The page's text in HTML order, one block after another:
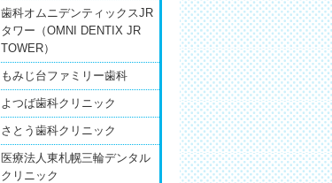
歯科オムニデンティックスJR
タワー（OMNI DENTIX JR
TOWER）
もみじ台ファミリー歯科
よつば歯科クリニック
さとう歯科クリニック
医療法人東札幌三輪デンタル
クリニック